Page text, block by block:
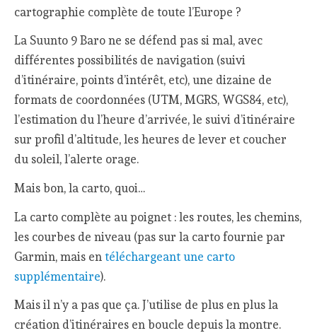
cartographie complète de toute l’Europe ?
La Suunto 9 Baro ne se défend pas si mal, avec
différentes possibilités de navigation (suivi
d’itinéraire, points d’intérêt, etc), une dizaine de
formats de coordonnées (UTM, MGRS, WGS84, etc),
l’estimation du l’heure d’arrivée, le suivi d’itinéraire
sur profil d’altitude, les heures de lever et coucher
du soleil, l’alerte orage.
Mais bon, la carto, quoi…
La carto complète au poignet : les routes, les chemins,
les courbes de niveau (pas sur la carto fournie par
Garmin, mais entéléchargeant une carto
supplémentaire).
Mais il n’y a pas que ça. J’utilise de plus en plus la
création d’itinéraires en boucle depuis la montre.